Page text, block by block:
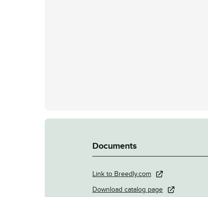
Documents
Link to Breedly.com
Download catalog page